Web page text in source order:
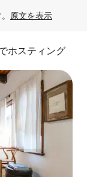
原文を表示
ホスティング